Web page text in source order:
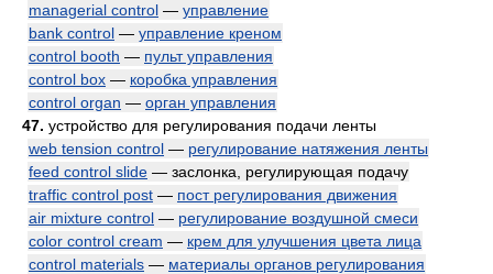
managerial control — управление
bank control — управление креном
control booth — пульт управления
control box — коробка управления
control organ — орган управления
47. устройство для регулирования подачи ленты
web tension control — регулирование натяжения ленты
feed control slide — заслонка, регулирующая подачу
traffic control post — пост регулирования движения
air mixture control — регулирование воздушной смеси
color control cream — крем для улучшения цвета лица
control materials — материалы органов регулирования